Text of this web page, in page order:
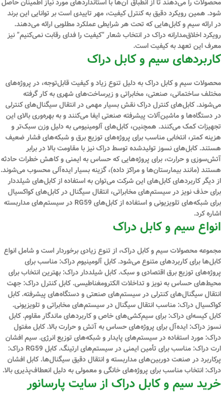
محصولات را می‌دهند تا از انطباق آن‌ها با استانداردهای مورد نیاز اطمینان حاصل
شود. همین رویکرد دقیق به کنترل کیفیت، مهر تاییدی است بر توانایی این برند
در ارائه سیم و کابل‌هایی که تحت هر شرایطی عملکرد مطلوبی ارائه می‌دهند.
رویکرد اخلاق‌مدارانه دراک در انتخاب شعار “کیفیت را فدای رقابت نمی‌کنیم” نیز
معرف این تعهد به کیفیت است.
کاربردهای سیم و کابل دراک
محصولات سیم و کابل دراک به دلیل تنوع زیاد و کیفیت قابل‌توجه، در پروژه‌های
مختلف ساختمانی، صنعتی، مخابراتی و زیرساخت‌های شهری به کار گرفته
می‌شوند. کابل‌های کنترل دراک نقش بسیار مهمی در انتقال سیگنال‌های کنترلی
در دستگاه‌ها و ماشین‌آلات پیشرفته صنعتی ایفا می‌کنند و به بهره‌وری بالای این
تجهیزات کمک می‌کنند. همچنین، کابل‌های آلومینیومی به دلیل وزن سبک‌تر و
هزینه کمتر، انتخابی مناسب برای پروژه‌های توزیع برق و شبکه‌های فشار ضعیف
هستند. کابل‌های نسوز تولیدشده توسط دراک نیز با مقاومت بالا در برابر
آتش‌سوزی و حرارت، برای پروژه‌هایی که حساس به ایمنی و کاهش خطرات حادثه
هستند (مانند بیمارستان‌ها و مراکز داده)، گزینه بسیار ایده‌آلی محسوب می‌شوند.
از دیگر کاربردهای کابل‌های این شرکت می‌توان به استفاده از کابل‌های شیلددار
برای حذف نویز در سیستم‌های مخابراتی، انتقال سیگنال در کابل‌های کواکسیال
برای شبکه‌های تلویزیونی و استفاده از کابل‌های RG59 در سیستم‌های مداربسته
اشاره کرد.
انواع سیم و کابل دراک
مجموعه محصولات سیم و کابل دراک، از تنوع زیادی برخوردار است و شامل انواع
کابل‌ها برای کاربردهای متنوع می‌شود. کابل آلومینیوم دراک: مناسب برای
پروژه‌های توزیع برق اقتصادی و سبک. کابل شیلددار دراک: بهترین انتخاب برای
محیط‌های حساس به نویز و تداخلات الکترومغناطیسی. کابل کنترل دراک: جهت
انتقال سیگنال‌های کنترلی در سیستم‌های صنعتی و دستگاه‌های پیشرفته. کابل
کواکسیال دراک: مناسب انتقال سیگنال در سیستم‌های مخابراتی و تلویزیونی.
کابل کیسه‌ای دراک: برای سیم‌کشی‌های خاص و کاربردهای ماندگار مقاوم. کابل
نسوز دراک: ایده‌آل برای پروژه‌های حساس به آتش و حرارت بالا. کابل مفتول
دراک: مورد استفاده در سیستم‌های پایدار و شبکه‌های توزیع انرژی. سیم افشان
ارت دراک: مناسب برای تأمین ایمنی در سیستم‌های ارتینگ. کابل RG59 دراک:
پرکاربرد در صنعت دوربین‌های مداربسته و انتقال دقیق سیگنال‌ها. کابل افشان
دراک: انتخاب مناسب برای پروژه‌های خانگی و معمولی به دلیل انعطاف‌پذیری بالا.
خرید سیم و کابل دراک از سایت پارسانور